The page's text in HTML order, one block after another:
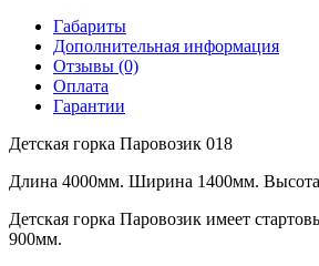
Габариты
Дополнительная информация
Отзывы (0)
Оплата
Гарантии
Детская горка Паровозик 018
Длина 4000мм. Ширина 1400мм.
Детская горка Паровозик имеет
900мм.